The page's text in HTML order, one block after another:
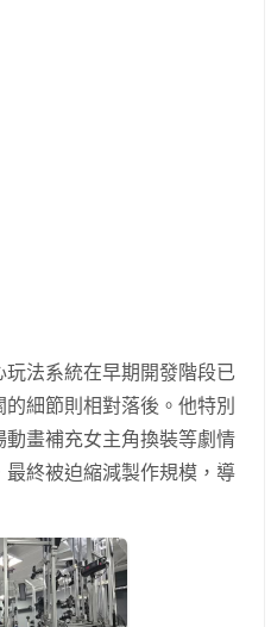
玩法系統在早期開發階段已
細節則相對落後。他特別
畫補充女主角換裝等劇情
終被迫縮減製作規模，導